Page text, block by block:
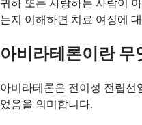
귀하 또는 사랑하는 사람이
는지 이해하면 치료 여정에
아비라테론이란 무
아비라테론은 전이성 전립선
었음을 의미합니다.